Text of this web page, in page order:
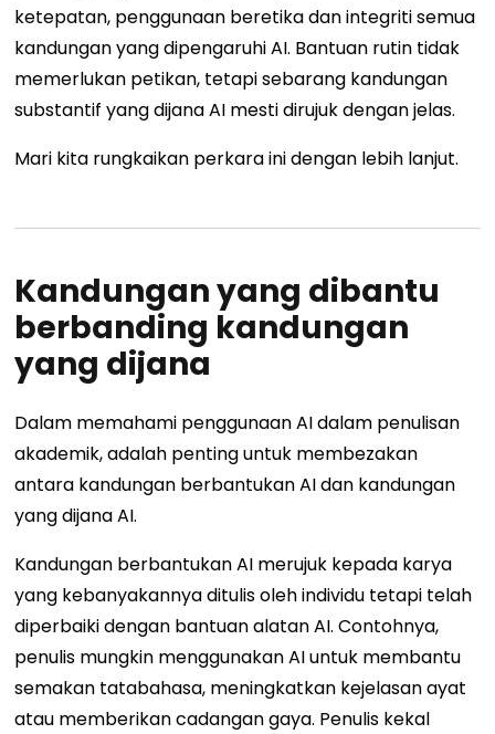
ketepatan, penggunaan beretika dan integriti semua
kandungan yang dipengaruhi AI. Bantuan rutin tidak
memerlukan petikan, tetapi sebarang kandungan
substantif yang dijana AI mesti dirujuk dengan jelas.
Mari kita rungkaikan perkara ini dengan lebih lanjut.
Kandungan yang dibantu
berbanding kandungan
yang dijana
Dalam memahami penggunaan AI dalam penulisan
akademik, adalah penting untuk membezakan
antara kandungan berbantukan AI dan kandungan
yang dijana AI.
Kandungan berbantukan AI merujuk kepada karya
yang kebanyakannya ditulis oleh individu tetapi telah
diperbaiki dengan bantuan alatan AI. Contohnya,
penulis mungkin menggunakan AI untuk membantu
semakan tatabahasa, meningkatkan kejelasan ayat
atau memberikan cadangan gaya. Penulis kekal